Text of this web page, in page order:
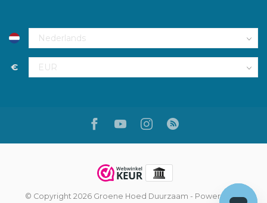
€
© Copyright 2026 Groene Hoed Duurzaam - Powered by